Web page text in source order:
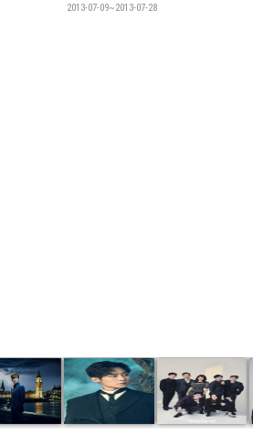
2013-07-09~2013-07-28